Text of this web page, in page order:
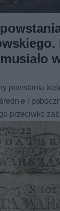
powstania
i
przeciwko